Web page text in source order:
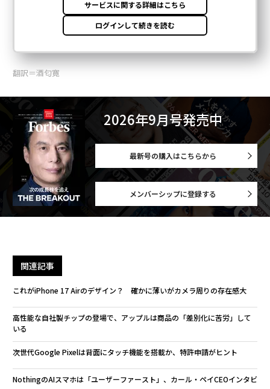
翻訳＝酒匂寛
2026年9月号発売中
最新号の購入はこちらから
メンバーシップに登録する
関連記事
これがiPhone 17 Airのデザイン？ 確かに薄いがカメラ周りの存在感大
高性能な自社製チップの登場で、アップルは商品の「差別化に苦労」して
いる
次世代Google Pixelは背面にタッチ機能を搭載か、特許申請がヒント
NothingのAIスマホは「ユーザーファースト」、カール・ペイCEOインタビ